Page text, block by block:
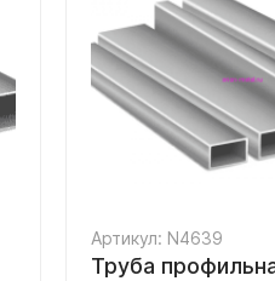
Артикул: N4639
Труба